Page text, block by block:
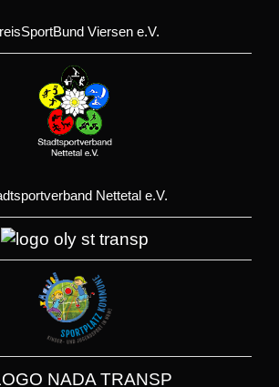
Viersen e.V.
Nettetal e.V.